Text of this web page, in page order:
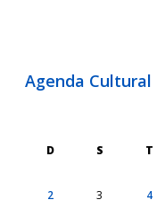
Agenda Cultural
D S T
2
3 4